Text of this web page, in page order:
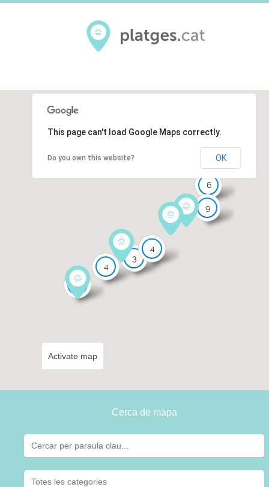
5
3
6
9
4
4
Activate map
This page can't load Google Maps correctly.
Do you own this website? OK
Cerca de mapa